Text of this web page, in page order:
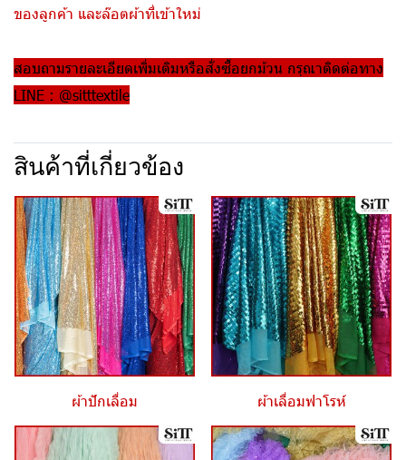
ของลูกค้า และล๊อตผ้าที่เข้าใหม่
สอบถามรายละเอียดเพิ่มเติมหรือสั่งซื้อยกม้วน กรุณาติดต่อทาง
LINE : @sitttextile
สินค้าที่เกี่ยวข้อง
ผ้าปักเลื่อม ผ้าเลื่อมฟาโรห์